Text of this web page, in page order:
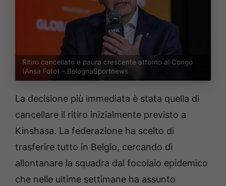
Ritiro cancellato e paura crescente attorno al Congo
(Ansa Foto) – BolognaSportnews
La decisione più immediata è stata quella di
cancellare il ritiro inizialmente previsto a
Kinshasa. La federazione ha scelto di
trasferire tutto in Belgio, cercando di
allontanare la squadra dal focolaio epidemico
che nelle ultime settimane ha assunto